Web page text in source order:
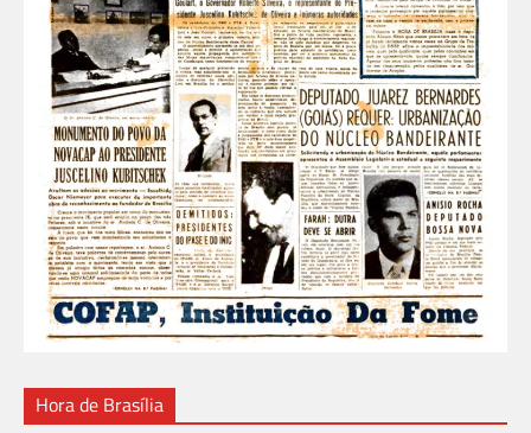
Hora de Brasília